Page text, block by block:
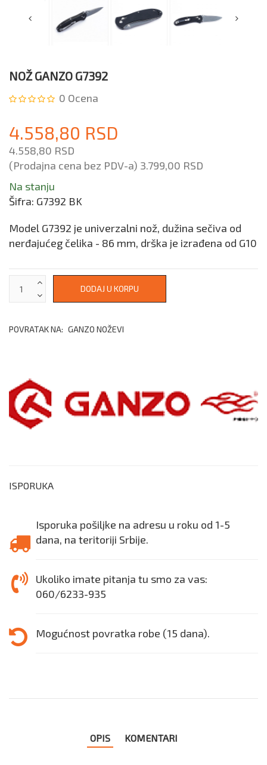
NOŽ GANZO G7392
0 Ocena
4.558,80 RSD
4.558,80 RSD
(Prodajna cena bez PDV-a) 3.799,00 RSD
Na stanju
Šifra: G7392 BK
Model G7392 je univerzalni nož, dužina sečiva od
nerđajućeg čelika - 86 mm, drška je izrađena od G10
POVRATAK NA: GANZO NOŽEVI
ISPORUKA
Isporuka pošiljke na adresu u roku od 1-5
dana, na teritoriji Srbije.
Ukoliko imate pitanja tu smo za vas:
060/6233-935
Mogućnost povratka robe (15 dana).
OPIS KOMENTARI